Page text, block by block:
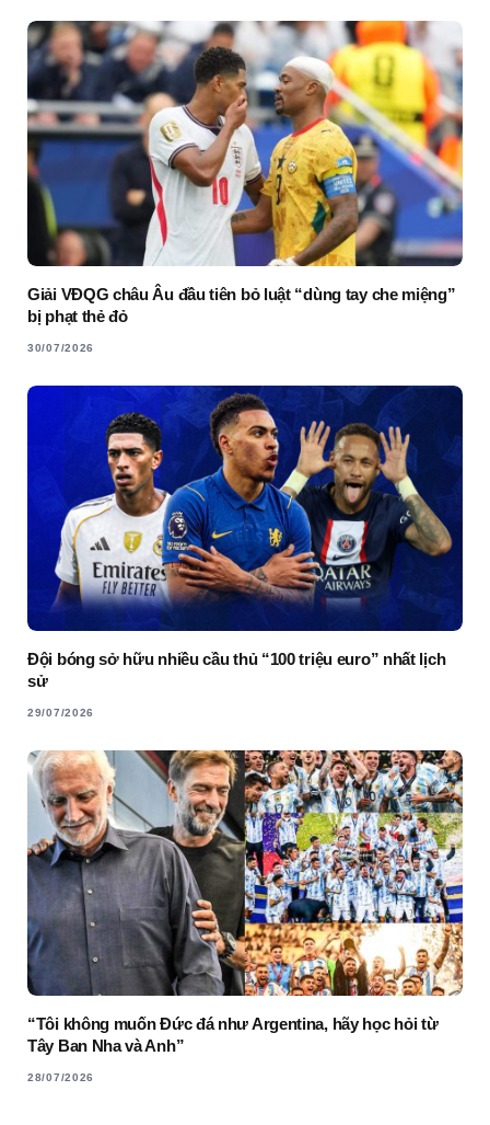
Giải VĐQG châu Âu đầu tiên bỏ luật “dùng tay che miệng”
bị phạt thẻ đỏ
30/07/2026
Đội bóng sở hữu nhiều cầu thủ “100 triệu euro” nhất lịch
sử
29/07/2026
“Tôi không muốn Đức đá như Argentina, hãy học hỏi từ
Tây Ban Nha và Anh”
28/07/2026